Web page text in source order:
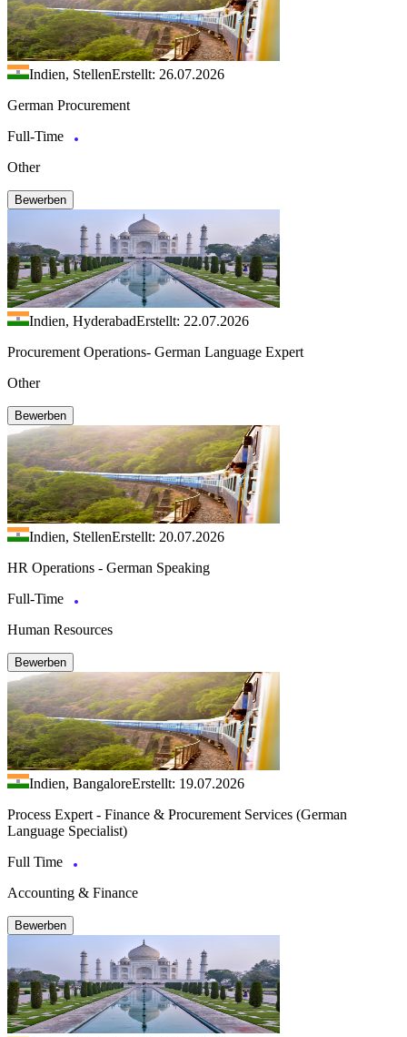
Indien, StellenErstellt: 26.07.2026
German Procurement
Full-Time
Other
Bewerben
Indien, HyderabadErstellt: 22.07.2026
Procurement Operations- German Language Expert
Other
Bewerben
Indien, StellenErstellt: 20.07.2026
HR Operations - German Speaking
Full-Time
Human Resources
Bewerben
Indien, BangaloreErstellt: 19.07.2026
Process Expert - Finance & Procurement Services (German
Language Specialist)
Full Time
Accounting & Finance
Bewerben